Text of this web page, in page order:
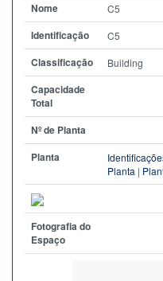
Nome
C5
Identificação C5
Classificação Building
Capacidade
Total
Nº de Planta
Planta
Planta |
Fotografia do
Espaço